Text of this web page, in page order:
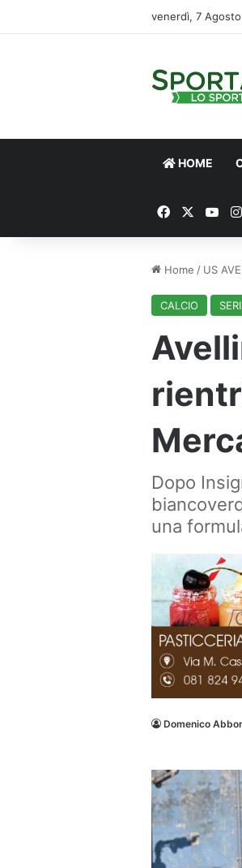
venerdì, 7
HOME
FacebookYou
Home / US
CALCIO
Dopo
una
Domenico